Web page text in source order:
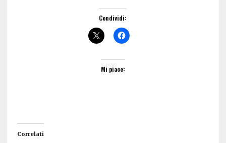
Condividi:
Mi piace:
Correlati